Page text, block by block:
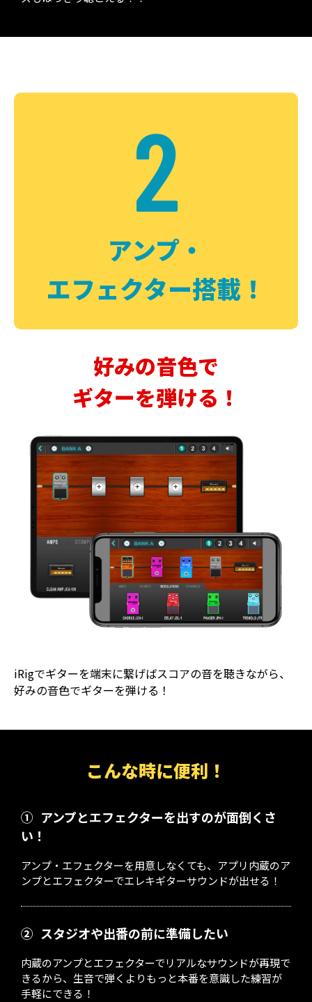
2
アンプ・
エフェクター搭載！
好みの音色で
ギターを弾ける！
iRigでギターを端末に繋げばスコアの音を聴きながら、
好みの音色でギターを弾ける！
こんな時に便利！
① アンプとエフェクターを出すのが面倒くさ
い！
アンプ・エフェクターを用意しなくても、アプリ内蔵のア
ンプとエフェクターでエレキギターサウンドが出せる！
② スタジオや出番の前に準備したい
内蔵のアンプとエフェクターでリアルなサウンドが再現で
きるから、生音で弾くよりもっと本番を意識した練習が
手軽にできる！